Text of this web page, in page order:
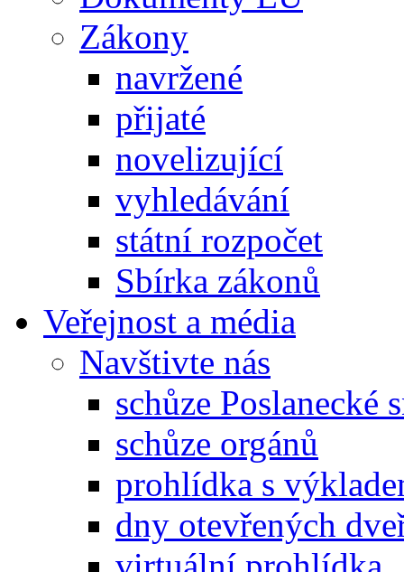
Zákony
navržené
přijaté
novelizující
vyhledávání
státní rozpočet
Sbírka zákonů
Veřejnost a média
Navštivte nás
schůze Poslanecké
schůze orgánů
prohlídka s
dny otevřených